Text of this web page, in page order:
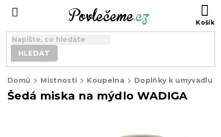
HLEDAT
Domů Místnosti Koupelna Doplňky k umyvadlu
Šedá miska na mýdlo WADIGA